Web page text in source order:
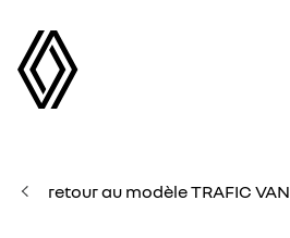
retour au modèle TRAFIC VAN